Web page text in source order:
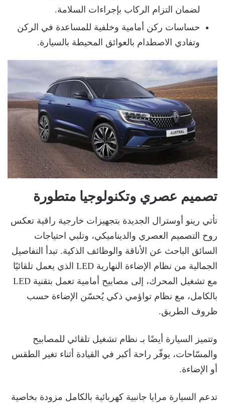
لضمان التزام الركاب بإجراءات السلامة.
حساسات ركن أمامية وخلفية للمساعدة في الركن
وتفادي الاصطدام بالعوائق المحيطة بالسيارة.
تصميم عصري وتكنولوجيا متطورة
تأتي رينو أوسترال الجديدة بتجهيزات خارجية راقية تعكس
روح التصميم العصري والديناميكي، وتلبي احتياجات
السائق الباحث عن الأناقة والوظائف الذكية. تبدأ التفاصيل
الجمالية من نظام الإضاءة النهارية LED الذي يعمل تلقائيًا
مع تشغيل المحرك، إلى مصابيح أمامية تعمل بتقنية LED
بالكامل، مع نظام تواؤمي ذكي يُحسّن الإضاءة حسب
ظروف الطريق.
وتتميز السيارة أيضًا بـ نظام تشغيل تلقائي للمصابيح
والمسّاحات، يوفّر راحة أكبر في القيادة أثناء تغير الطقس
أو الإضاءة.
تدعم السيارة مرايا جانبية كهربائية بالكامل مزودة بخاصية